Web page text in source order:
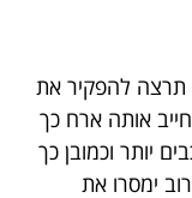
תרצה להפקיר את
אותה ארח כך
יותר וכמובן כך
ימסרו את